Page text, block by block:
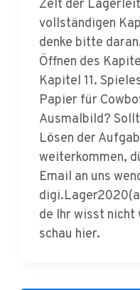
denke bitte
Öffnen des
Kapitel 11.
Papier für
Ausmalbild?
Lösen der
weiterkommen,
Email an uns
de Ihr wisst nicht
schau hier.